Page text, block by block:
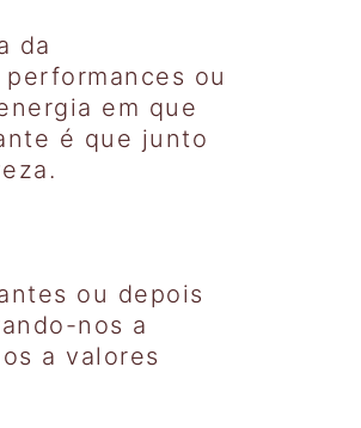
da
ou
em que
é que junto
ou depois
nos a
a valores